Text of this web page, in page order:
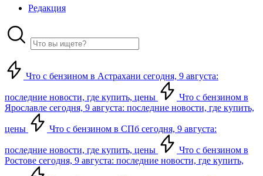
Редакция
Что с бензином в Астрахани сегодня, 9 августа:
последние новости, где купить, цены
Что с бензином в
Ярославле сегодня, 9 августа: последние новости, где купить,
цены Что с бензином в СПб сегодня, 9 августа:
последние новости, где купить, цены
Что с бензином в
Ростове сегодня, 9 августа: последние новости, где купить,